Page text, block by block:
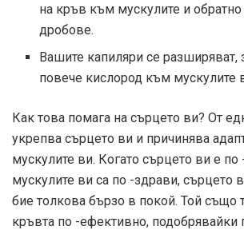
на кръв към мускулите и
дробове.
Вашите капиляри се разширяват,
повече кислород към мускулите
Как това помага на сърцето ви? От
укрепва сърцето ви и причинява
мускулите ви. Когато сърцето ви е по
мускулите ви са по -здрави, сърцето
бие толкова бързо в покой. Той също
кръвта по -ефективно, подобрявайки